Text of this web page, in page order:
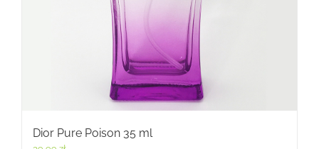
Dior Pure Poison 35 ml